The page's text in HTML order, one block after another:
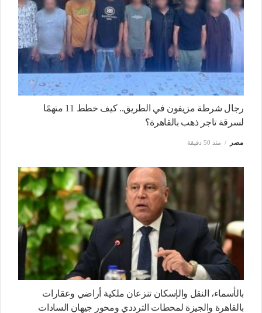
رجال شرطة مزيفون في الطريق.. كيف خطط 11 متهمًا
لسرقة تاجر ذهب بالقاهرة؟
مصر منذ 50 دقيقة
بالأسماء، النقل والإسكان تنزعان ملكية أراضي وعقارات
بالقاهرة والجيزة لمحطات الترددي ومحور جيهان السادات